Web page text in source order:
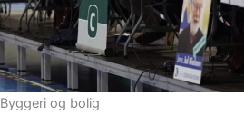
Byggeri og bolig